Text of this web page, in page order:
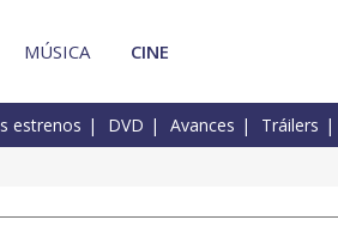
MÚSICA CINE
estrenos DVD Avances Tráilers